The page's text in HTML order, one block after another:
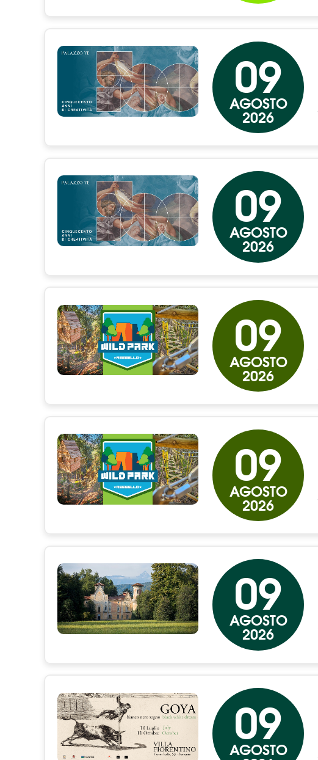
09
AGOSTO
2026
09
AGOSTO
2026
09
AGOSTO
2026
09
AGOSTO
2026
09
AGOSTO
2026
09
AGOSTO